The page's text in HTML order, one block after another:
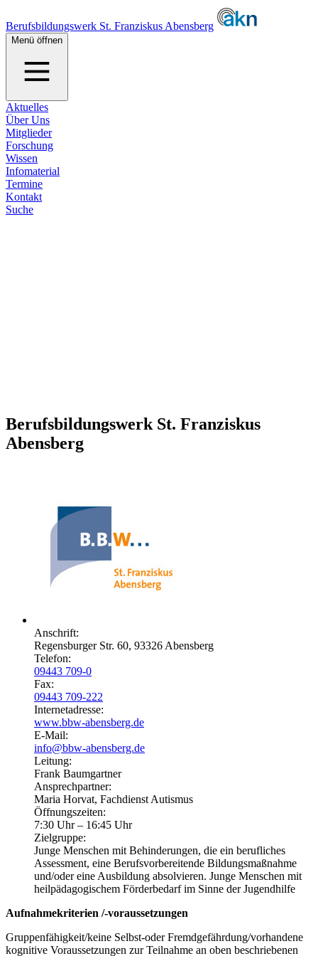
Berufsbildungswerk St. Franziskus Abensberg
Menü öffnen
Aktuelles
Über Uns
Mitglieder
Forschung
Wissen
Infomaterial
Termine
Kontakt
Suche
Berufsbildungswerk St. Franziskus
Abensberg
Anschrift:
Regensburger Str. 60, 93326 Abensberg
Telefon:
09443 709-0
Fax:
09443 709-222
Internetadresse:
www.bbw-abensberg.de
E-Mail:
info@bbw-abensberg.de
Leitung:
Frank Baumgartner
Ansprechpartner:
Maria Horvat, Fachdienst Autismus
Öffnungszeiten:
7:30 Uhr – 16:45 Uhr
Zielgruppe:
Junge Menschen mit Behinderungen, die ein berufliches
Assessment, eine Berufsvorbereitende Bildungsmaßnahme
und/oder eine Ausbildung absolvieren. Junge Menschen mit
heilpädagogischem Förderbedarf im Sinne der Jugendhilfe
Aufnahmekriterien /-voraussetzungen
Gruppenfähigkeit/keine Selbst-oder Fremdgefährdung/vorhandene
kognitive Voraussetzungen zur Teilnahme an oben beschriebenen